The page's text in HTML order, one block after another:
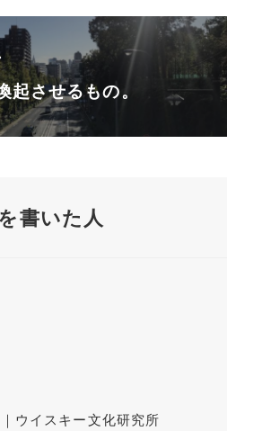
起させるもの。
書いた人
ウイスキー文化研究所